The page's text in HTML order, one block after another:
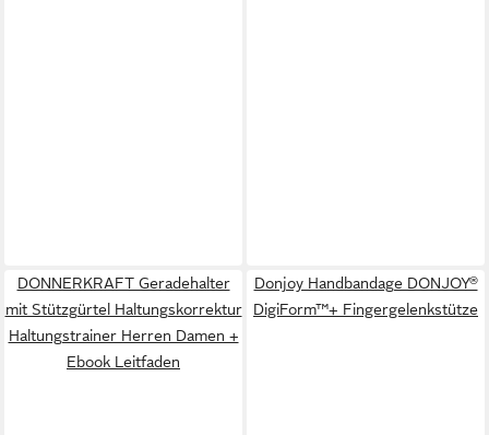
DONNERKRAFT Geradehalter
mit Stützgürtel Haltungskorrektur
Haltungstrainer Herren Damen +
Ebook Leitfaden
Donjoy Handbandage DONJOY®
DigiForm™+ Fingergelenkstütze